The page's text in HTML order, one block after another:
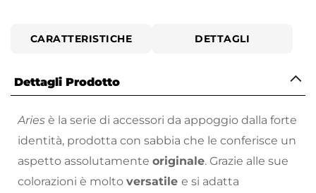
CARATTERISTICHE DETTAGLI
Dettagli Prodotto
Aries è la serie di accessori da appoggio dalla forte
identità, prodotta con sabbia che le conferisce un
aspetto assolutamente originale. Grazie alle sue
colorazioni è molto versatile e si adatta